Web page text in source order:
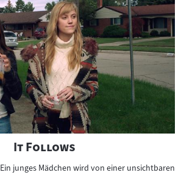
"
It Follows
Ein junges Mädchen wird von einer unsichtbaren